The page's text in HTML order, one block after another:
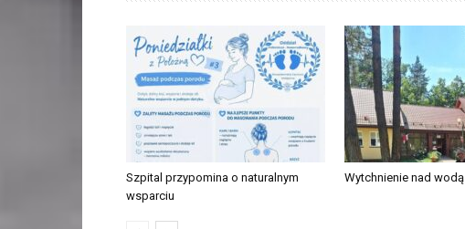
Szpital przypomina o naturalnym
wsparciu
Wytchnienie nad wodą